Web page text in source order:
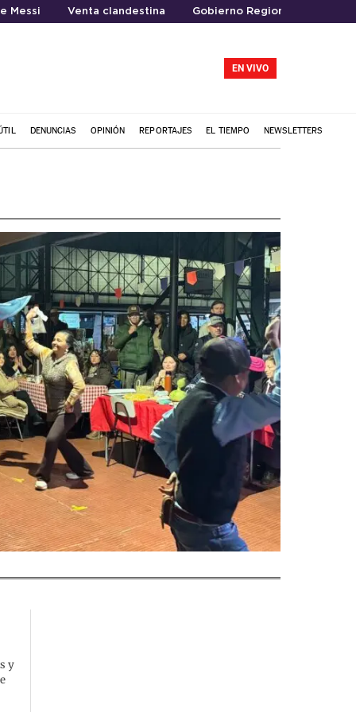
Messi Venta clandestina Gobierno Regional del Maule
EN VIVO
DENUNCIAS OPINIÓN REPORTAJES EL TIEMPO NEWSLETTERS
y